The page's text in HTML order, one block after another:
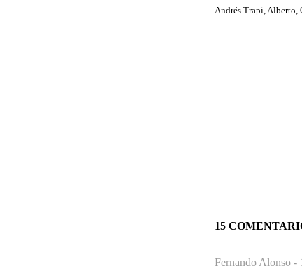
Andrés Trapi, Alberto,
15
Fernando Alonso -